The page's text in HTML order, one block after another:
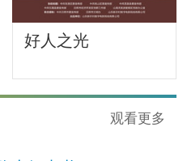
好人之光
观看更多